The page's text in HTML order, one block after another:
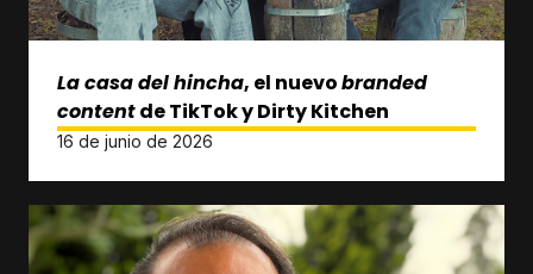
La casa del hincha, el nuevobranded
contentde TikTok y Dirty Kitchen
16 de junio de 2026